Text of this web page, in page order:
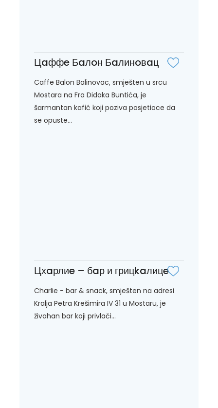
Цaффe Бaлoн Бaлинoвaц
Caffe Balon Balinovac, smješten u srcu
Mostara na Fra Didaka Buntića, je
šarmantan kafić koji poziva posjetioce da
se opuste...
Цхaрлиe – бaр и грицkaлицe
Charlie - bar & snack, smješten na adresi
Kralja Petra Krešimira IV 31 u Mostaru, je
živahan bar koji privlači...